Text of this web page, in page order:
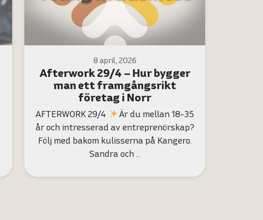
8 april, 2026
Afterwork 29/4 – Hur bygger
man ett framgångsrikt
företag i Norr
AFTERWORK 29/4
Är du mellan 18-35
år och intresserad av entreprenörskap?
Följ med bakom kulisserna på Kangero.
Sandra och …